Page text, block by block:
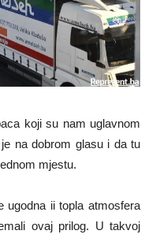
koji su nam uglavnom
na dobrom glasu i da tu
mjestu.
ugodna ii topla atmosfera
ovaj prilog. U takvoj